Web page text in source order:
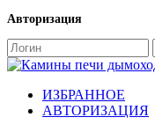
Авторизация
ИЗБРАННОЕ
АВТОРИЗАЦИЯ